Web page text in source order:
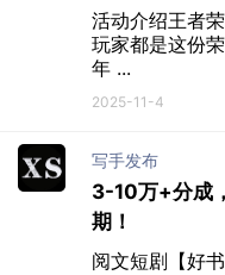
活动介绍王者
玩家都是这份
年 ...
2025-11-4
写手发布
3-10万+分成
期！
阅文短剧【好